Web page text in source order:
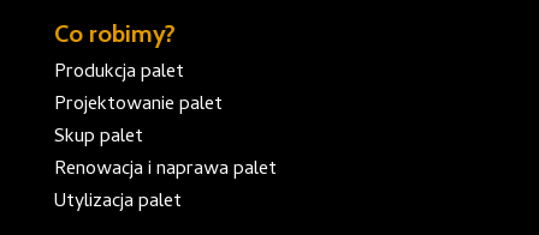
Co robimy?
Produkcja palet
Projektowanie palet
Skup palet
Renowacja i naprawa palet
Utylizacja palet